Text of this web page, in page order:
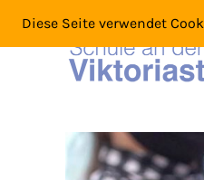
Diese Seite verwendet